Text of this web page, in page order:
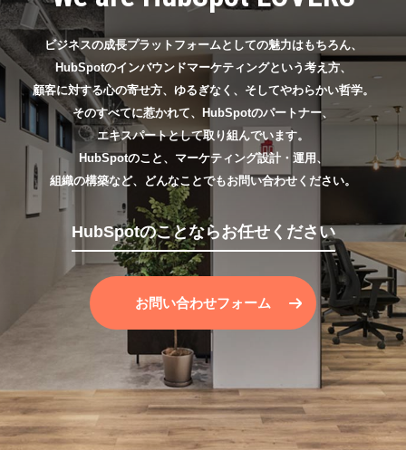
ビジネスの成長プラットフォームとしての魅力はもちろん、
HubSpotのインバウンドマーケティングという考え方、
顧客に対する心の寄せ方、ゆるぎなく、そしてやわらかい哲学。
そのすべてに惹かれて、HubSpotのパートナー、
エキスパートとして取り組んでいます。
HubSpotのこと、マーケティング設計・運用、
組織の構築など、どんなことでもお問い合わせください。
HubSpotのことならお任せください
お問い合わせフォーム